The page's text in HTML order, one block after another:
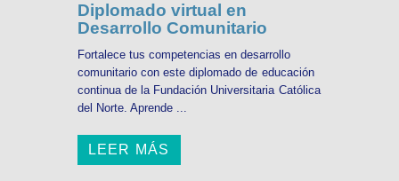
Diplomado virtual en
Desarrollo Comunitario
Fortalece tus competencias en desarrollo
comunitario con este diplomado de educación
continua de la Fundación Universitaria Católica
del Norte. Aprende ...
LEER MÁS